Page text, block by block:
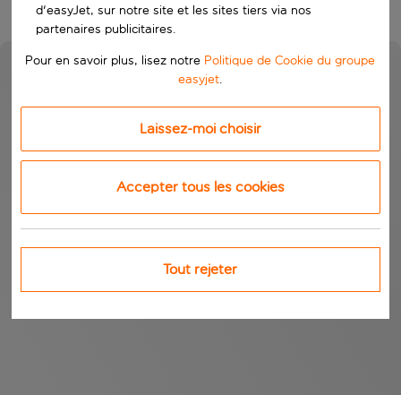
d'easyJet, sur notre site et les sites tiers via nos
partenaires publicitaires.
Pour en savoir plus, lisez notre Politique de Cookie du groupe
easyjet.
Laissez-moi choisir
Accepter tous les cookies
Tout rejeter